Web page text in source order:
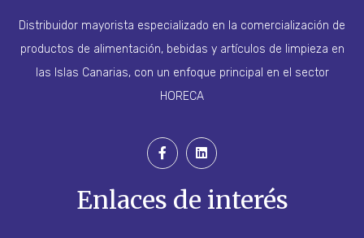
Distribuidor mayorista especializado en la comercialización de
productos de alimentación, bebidas y artículos de limpieza en
las Islas Canarias, con un enfoque principal en el sector
HORECA
Enlaces de interés